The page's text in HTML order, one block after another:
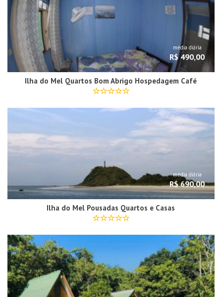
média diária
R$ 490,00
Ilha do Mel Quartos Bom Abrigo Hospedagem Café
média diária
R$ 690,00
Ilha do Mel Pousadas Quartos e Casas